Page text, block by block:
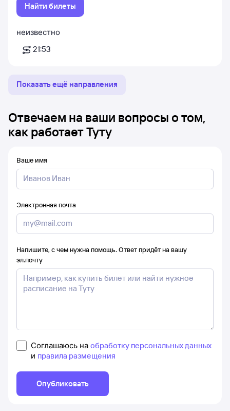
Найти билеты
неизвестно
21:53
Показать ещё направления
Отвечаем на ваши вопросы о том,
как работает Туту
Ваше имя
Электронная почта
Напишите, с чем нужна помощь. Ответ придёт на вашу
эл.почту
Соглашаюсь на обработку персональных данных
и правила размещения
Опубликовать